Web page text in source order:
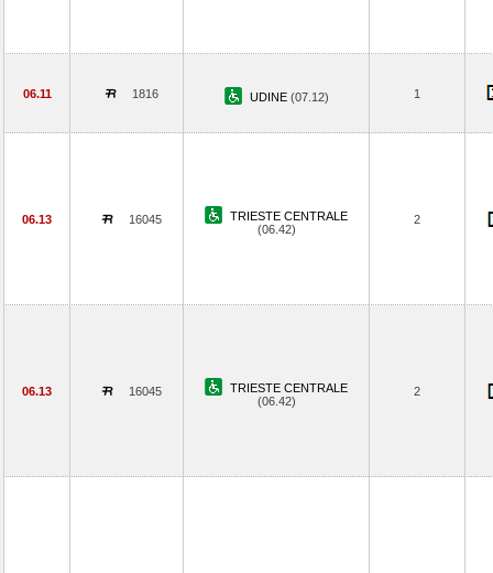
06.11 1816 UDINE (07.12) 1
06.13 16045
TRIESTE CENTRALE
(06.42)
2
06.13 16045
TRIESTE CENTRALE
(06.42)
2